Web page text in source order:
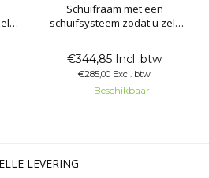
u
Schuifraam met een
schuifsysteem zodat u zelf
Het schuifraam is gemaakt
van 80% verduisterd
privacyglas. Hierdoor kunt u
wel zelf naar buiten kijken
€344,85 Incl. btw
€285,00 Excl. btw
Beschikbaar
LEVERING